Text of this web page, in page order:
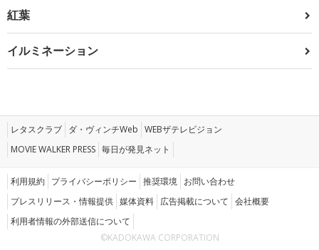
紅葉
イルミネーション
レタスクラブ ダ・ヴィンチWeb WEBザテレビジョン
MOVIE WALKER PRESS 毎日が発見ネット
利用規約 プライバシーポリシー 推奨環境 お問い合わせ
プレスリリース・情報提供 媒体資料 広告掲載について 会社概要
利用者情報の外部送信について
©KADOKAWA CORPORATION